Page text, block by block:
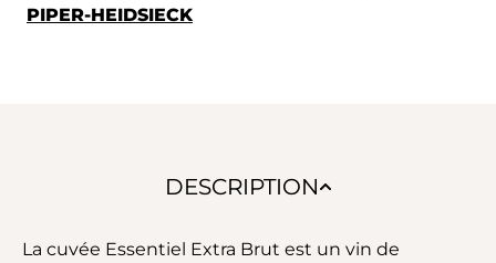
PIPER-HEIDSIECK
DESCRIPTION
La cuvée Essentiel Extra Brut est un vin de